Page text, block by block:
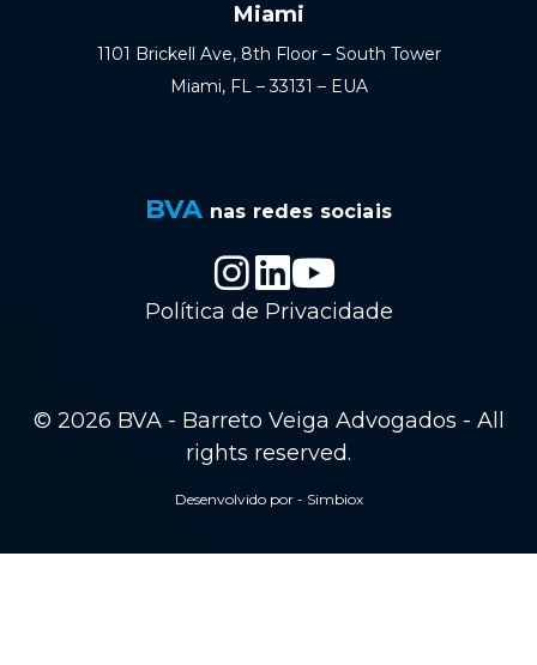
Miami
1101 Brickell Ave, 8th Floor – South Tower
Miami, FL – 33131 – EUA
BVA nas redes sociais
Política de Privacidade
© 2026 BVA - Barreto Veiga Advogados - All
rights reserved.
Desenvolvido por - Simbiox